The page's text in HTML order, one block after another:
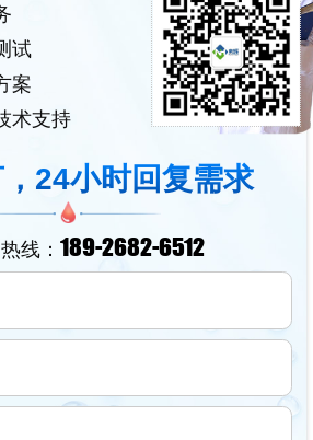
24小时回复需求
试
案
术支持
线： 189-2682-6512